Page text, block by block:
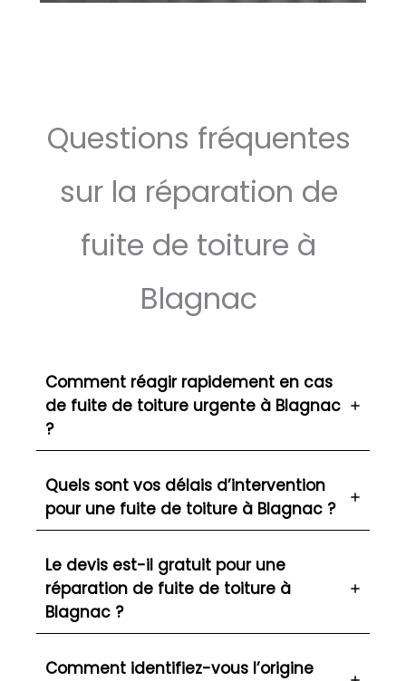
Questions fréquentes
sur la réparation de
fuite de toiture à
Blagnac
Comment réagir rapidement en cas
de fuite de toiture urgente à Blagnac
?
Quels sont vos délais d’intervention
pour une fuite de toiture à Blagnac ?
Le devis est-il gratuit pour une
réparation de fuite de toiture à
Blagnac ?
Comment identifiez-vous l’origine